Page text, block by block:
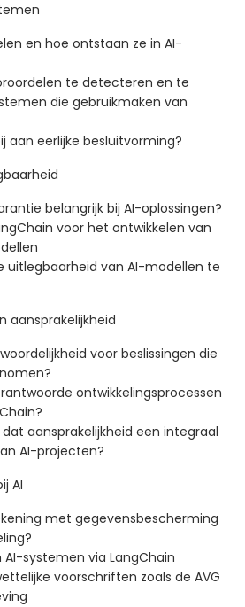
en hoe ontstaan ze in AI-
te detecteren en te
die gebruikmaken van
aan eerlijke besluitvorming?
belangrijk bij AI-oplossingen?
voor het ontwikkelen van
uitlegbaarheid van AI-modellen te
aansprakelijkheid
voor beslissingen die
ontwikkelingsprocessen
aansprakelijkheid een integraal
AI-projecten?
AI
met gegevensbescherming
systemen via LangChain
voorschriften zoals de AVG